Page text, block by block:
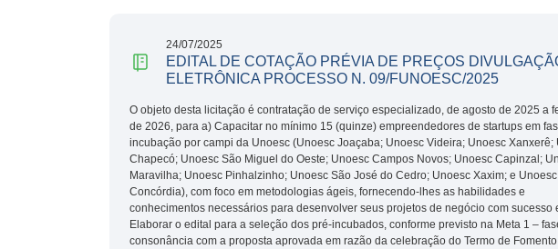
24/07/2025
EDITAL DE COTAÇÃO PRÉVIA DE PREÇOS
ELETRÔNICA PROCESSO N. 09/FUNOESC/2025
O objeto desta licitação é contratação de serviço especializado, de agosto de 2025 a
de 2026, para a) Capacitar no mínimo 15 (quinze) empreendedores de startups em
incubação por campi da Unoesc (Unoesc Joaçaba; Unoesc Videira; Unoesc Xanxerê;
Chapecó; Unoesc São Miguel do Oeste; Unoesc Campos Novos; Unoesc Capinzal;
Maravilha; Unoesc Pinhalzinho; Unoesc São José do Cedro; Unoesc Xaxim; e Unoesc
Concórdia), com foco em metodologias ágeis, fornecendo-lhes as habilidades e
conhecimentos necessários para desenvolver seus projetos de negócio com sucesso
Elaborar o edital para a seleção dos pré-incubados, conforme previsto na Meta 1 –
consonância com a proposta aprovada em razão da celebração do Termo de Fomento